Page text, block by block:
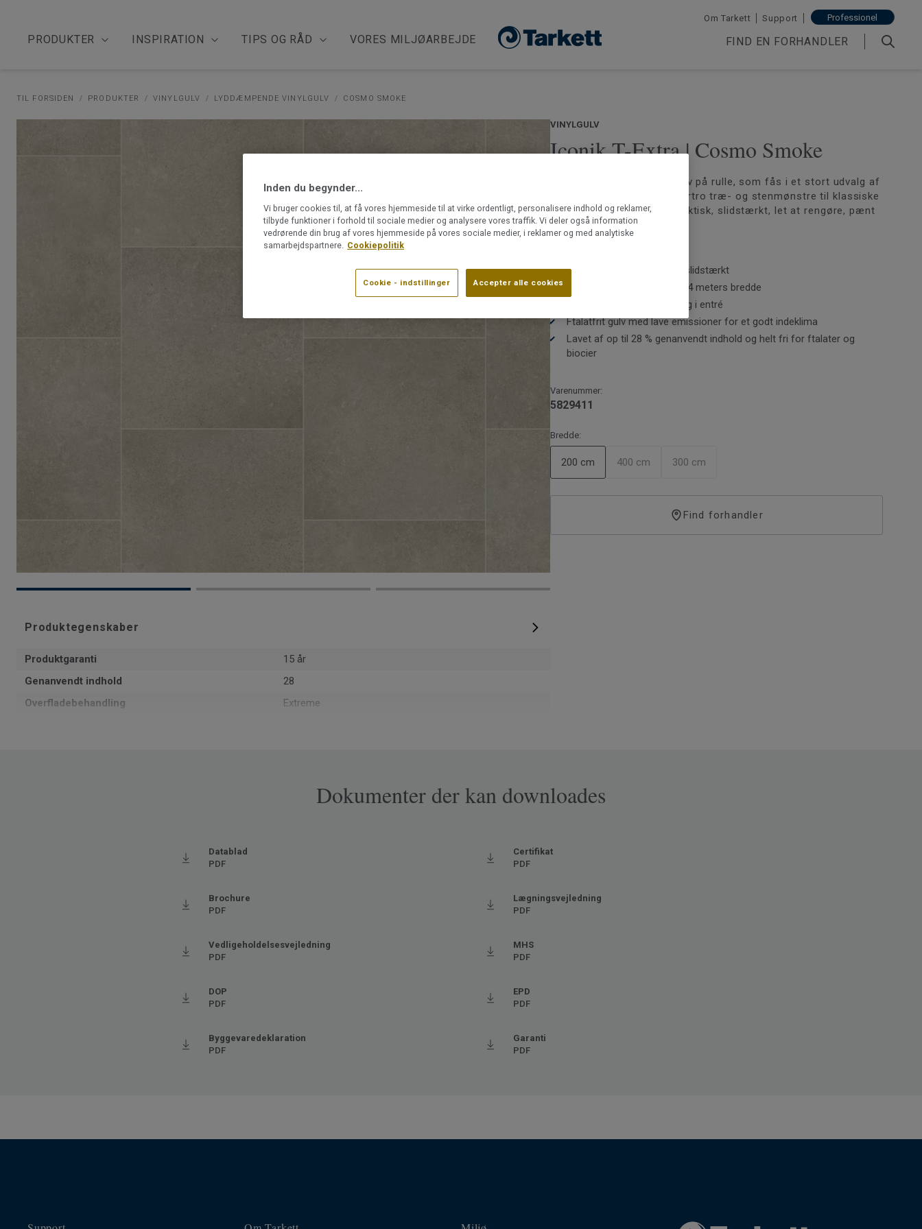
PRODUKTER INSPIRATION TIPS OG RÅD VORES MILJØARBEJDE
Om Tarkett Support Professionel
FIND EN FORHANDLER
TIL FORSIDEN PRODUKTER VINYLGULV LYDDÆMPENDE VINYLGULV COSMO SMOKE
Produktegenskaber
Produktgaranti
15 år
Genanvendt indhold
28
Overfladebehandling
Extreme
Samme retning
VINYLGULV
Iconik T-Extra | Cosmo Smoke
Iconik T-Extra er et vinylgulv på rulle, som fås i et stort udvalg af
tidsløse designs – fra naturtro træ- og stenmønstre til klassiske
skaktern. Et gulv, der er praktisk, slidstærkt, let at rengøre, pænt
og behageligt at gå på.
Praktisk, let at rengøre og slidstærkt
Fås som rullevare i 2, 3 og 4 meters bredde
Er især velegnet i køkken og i entré
Ftalatfrit gulv med lave emissioner for et godt indeklima
Lavet af op til 28 % genanvendt indhold og helt fri for ftalater og
biocier
Varenummer:
5829411
Bredde:
200 cm 400 cm 300 cm
Find forhandler
Dokumenter der kan downloades
Datablad
PDF
Certifikat
PDF
Brochure
PDF
Lægningsvejledning
PDF
Vedligeholdelsesvejledning
PDF
MHS
PDF
DOP
PDF
EPD
PDF
Byggevaredeklaration
PDF
Garanti
PDF
Inden du begynder...
Vi bruger cookies til, at få vores hjemmeside til at virke ordentligt, personalisere indhold og reklamer,
tilbyde funktioner i forhold til sociale medier og analysere vores traffik. Vi deler også information
vedrørende din brug af vores hjemmeside på vores sociale medier, i reklamer og med analytiske
samarbejdspartnere. Cookiepolitik
Cookie - indstillinger Accepter alle cookies